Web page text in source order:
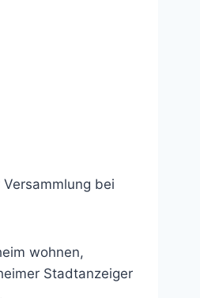
bei
wohnen,
Stadtanzeiger